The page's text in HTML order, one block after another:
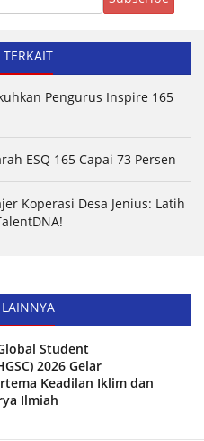
TERKAIT
Pengurus Inspire 165
ESQ 165 Capai 73 Persen
Koperasi Desa Jenius: Latih
Student
2026 Gelar
Keadilan Iklim dan
Ilmiah